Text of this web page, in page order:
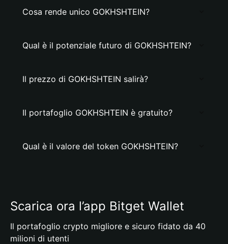
Cosa rende unico GOKHSHTEIN?
Qual è il potenziale futuro di GOKHSHTEIN?
Il prezzo di GOKHSHTEIN salirà?
Il portafoglio GOKHSHTEIN è gratuito?
Qual è il valore del token GOKHSHTEIN?
Scarica ora l’app Bitget Wallet
Il portafoglio crypto migliore e sicuro fidato da 40
milioni di utenti